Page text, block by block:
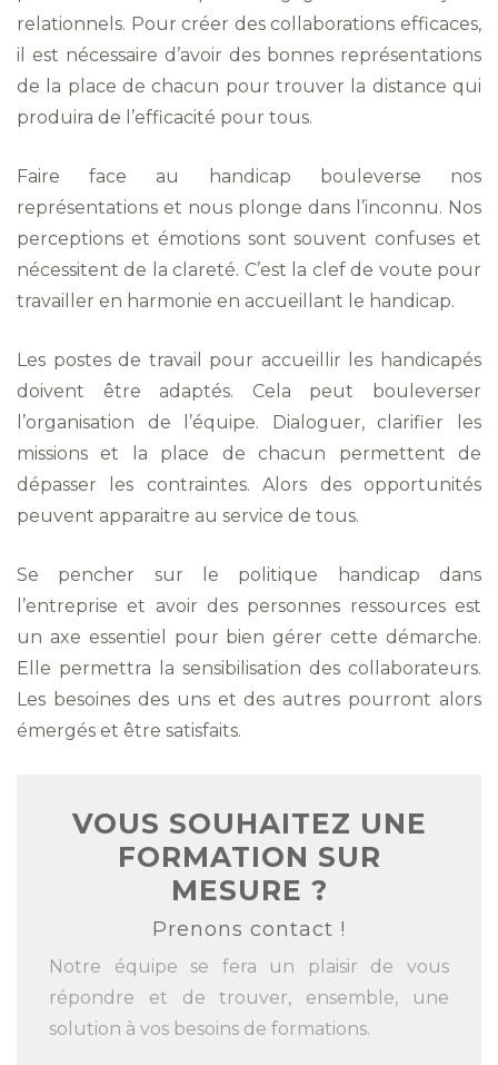
relationnels. Pour créer des collaborations efficaces,
il est nécessaire d’avoir des bonnes représentations
de la place de chacun pour trouver la distance qui
produira de l’efficacité pour tous.
Faire face au handicap bouleverse nos
représentations et nous plonge dans l’inconnu. Nos
perceptions et émotions sont souvent confuses et
nécessitent de la clareté. C’est la clef de voute pour
travailler en harmonie en accueillant le handicap.
Les postes de travail pour accueillir les handicapés
doivent être adaptés. Cela peut bouleverser
l’organisation de l’équipe. Dialoguer, clarifier les
missions et la place de chacun permettent de
dépasser les contraintes. Alors des opportunités
peuvent apparaitre au service de tous.
Se pencher sur le politique handicap dans
l’entreprise et avoir des personnes ressources est
un axe essentiel pour bien gérer cette démarche.
Elle permettra la sensibilisation des collaborateurs.
Les besoines des uns et des autres pourront alors
émergés et être satisfaits.
VOUS SOUHAITEZ UNE
FORMATION SUR
MESURE ?
Prenons contact !
Notre équipe se fera un plaisir de vous
répondre et de trouver, ensemble, une
solution à vos besoins de formations.